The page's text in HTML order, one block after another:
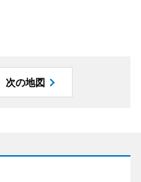
次の地図